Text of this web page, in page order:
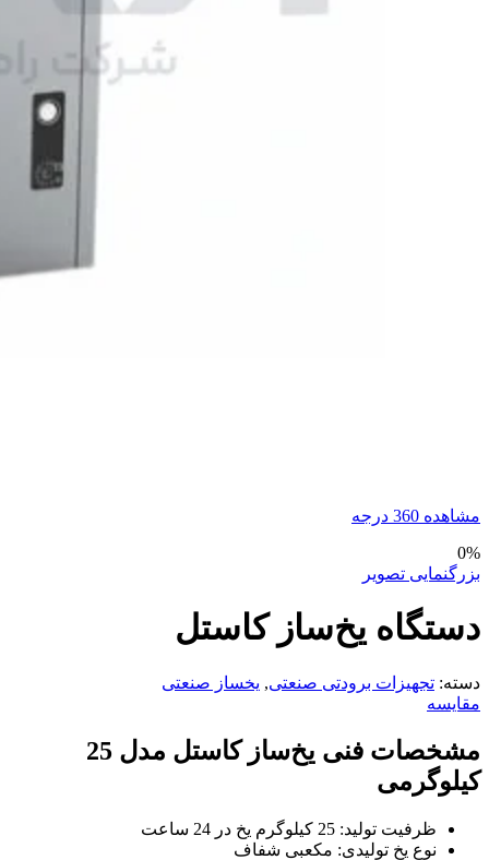
مشاهده 360 درجه
0%
بزرگنمایی تصویر
دستگاه یخ‌ساز کاستل
دسته: تجهیزات برودتی صنعتی, یخساز صنعتی
مقایسه
مشخصات فنی یخ‌ساز کاستل مدل 25
کیلوگرمی
ظرفیت تولید: 25 کیلوگرم یخ در 24 ساعت
نوع یخ تولیدی: مکعبی شفاف